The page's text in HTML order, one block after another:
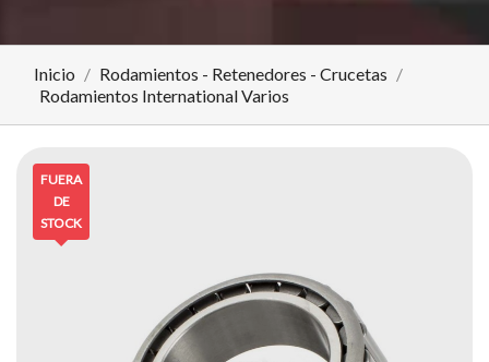
Inicio
Rodamientos - Retenedores - Crucetas
Rodamientos International Varios
FUERA
DE
STOCK